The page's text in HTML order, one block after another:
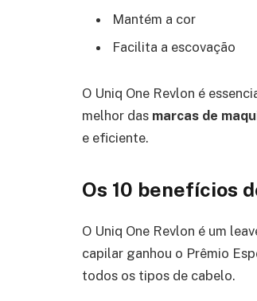
Mantém a cor
Facilita a escovação
O Uniq One Revlon é
melhor das marcas de
e eficiente.
Os 10 benefícios
O Uniq One Revlon é um
capilar ganhou o Prêmio
todos os tipos de cabelo.